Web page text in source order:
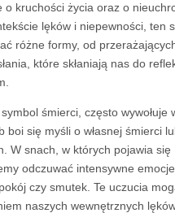
o kruchości życia oraz o
lęków i niepewności, ten
różne formy, od
które skłaniają nas do
śmierci, często wywołuje
boi się myśli o własnej śmierci
W snach, w których pojawia się
odczuwać intensywne
czy smutek. Te uczucia
naszych wewnętrznych